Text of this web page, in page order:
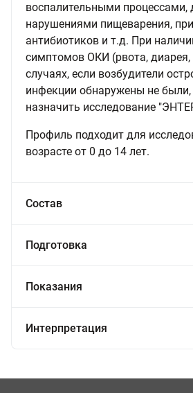
воспалительными процессами,
нарушениями пищеварения,
антибиотиков и т.д. При
симптомов ОКИ (рвота,
случаях, если возбудители
инфекции обнаружены не
назначить исследование
Профиль подходит для
возрасте от 0 до 14 лет.
Состав
Подготовка
Показания
Интерпретация